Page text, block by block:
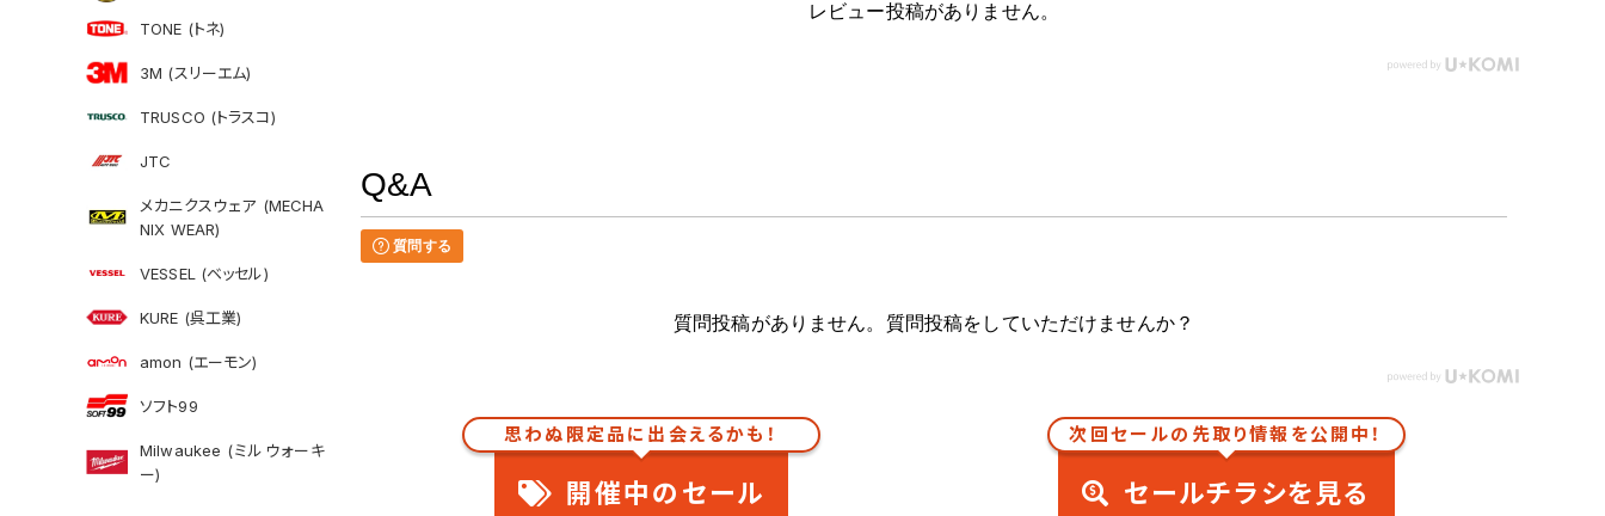
TONE (トネ)
3M (スリーエム)
TRUSCO (トラスコ)
JTC
メカニクスウェア (MECHA
NIX WEAR)
VESSEL (ベッセル)
KURE (呉工業)
amon (エーモン)
ソフト99
Milwaukee (ミルウォーキ
ー)
レビュー投稿がありません。
Q&A
質問する
質問投稿がありません。質問投稿をしていただけませんか？
思わぬ限定品に出会えるかも！
開催中のセール
次回セールの先取り情報を公開中！
セールチラシを見る